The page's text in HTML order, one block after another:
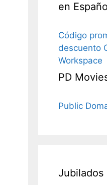
en
Código
descuento
Workspace
PD
Public
Jubilados